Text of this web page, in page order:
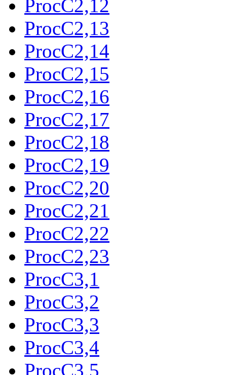
ProcC2,12
ProcC2,13
ProcC2,14
ProcC2,15
ProcC2,16
ProcC2,17
ProcC2,18
ProcC2,19
ProcC2,20
ProcC2,21
ProcC2,22
ProcC2,23
ProcC3,1
ProcC3,2
ProcC3,3
ProcC3,4
ProcC3,5